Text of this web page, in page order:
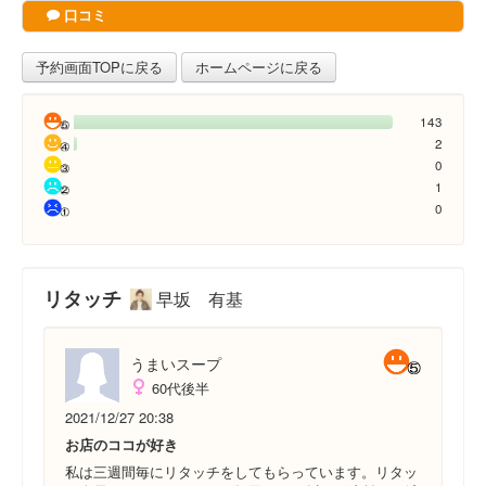
口コミ
予約画面TOPに戻る ホームページに戻る
143
2
0
1
0
リタッチ 早坂 有基
うまいスープ
60代後半
2021/12/27 20:38
お店のココが好き
私は三週間毎にリタッチをしてもらっています。リタッ